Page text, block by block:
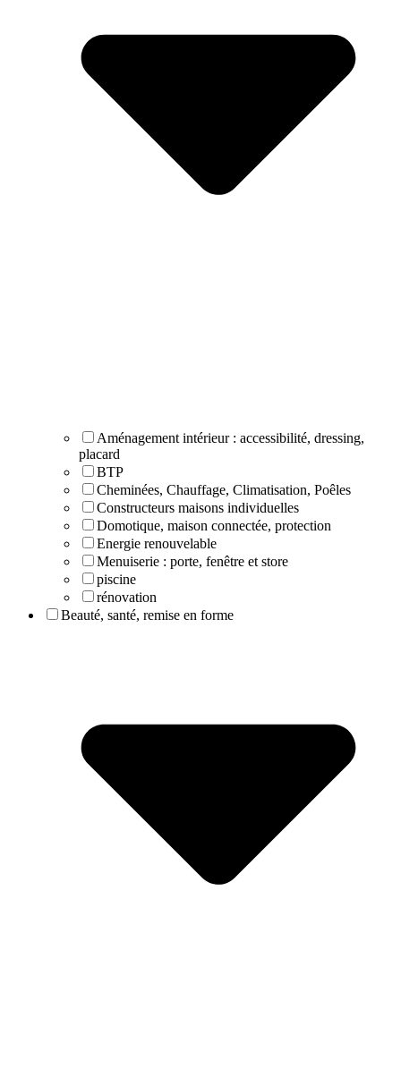
Aménagement intérieur : accessibilité, dressing,
placard
BTP
Cheminées, Chauffage, Climatisation, Poêles
Constructeurs maisons individuelles
Domotique, maison connectée, protection
Energie renouvelable
Menuiserie : porte, fenêtre et store
piscine
rénovation
Beauté, santé, remise en forme